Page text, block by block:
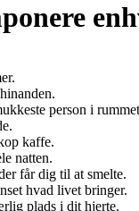
person i
kaffe.
natten.
får dig til at smelte.
hvad livet bringer.
plads i dit hjerte.